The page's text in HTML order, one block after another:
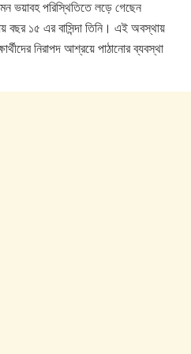
ভয়াবহ পরিস্থিতিতে লড়ে গেছেন
বছর ১৫ এর বাসিন্দা তিনি। এই অবস্থায়
নিরাপদ আশ্রয়ে পাঠানোর ব্যবস্থা